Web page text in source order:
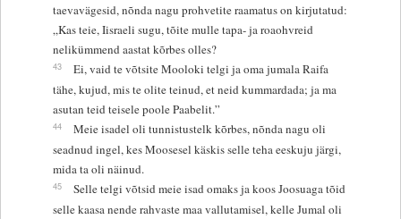
taevavägesid, nõnda nagu prohvetite raamatus on kirjutatud:
„Kas teie, Iisraeli sugu, tõite mulle tapa- ja roaohvreid
nelikümmend aastat kõrbes olles?
43
Ei, vaid te võtsite Mooloki telgi ja oma jumala Raifa
tähe, kujud, mis te olite teinud, et neid kummardada; ja ma
asutan teid teisele poole Paabelit.”
44
Meie isadel oli tunnistustelk kõrbes, nõnda nagu oli
seadnud ingel, kes Moosesel käskis selle teha eeskuju järgi,
mida ta oli näinud.
45
Selle telgi võtsid meie isad omaks ja koos Joosuaga tõid
selle kaasa nende rahvaste maa vallutamisel, kelle Jumal oli